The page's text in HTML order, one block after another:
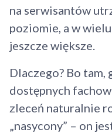
na serwisantów
poziomie, a w
jeszcze większe.
Dlaczego? Bo tam,
dostępnych
zleceń naturalnie
„nasycony” – on